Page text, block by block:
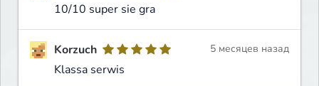
10/10 super sie gra
Korzuch
Klassa serwis
5 месяцев назад